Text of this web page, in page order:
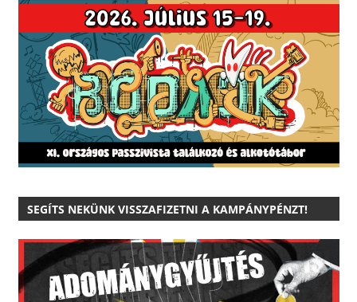
SEGÍTS NEKÜNK VISSZAFIZETNI A KAMPÁNYPÉNZT!